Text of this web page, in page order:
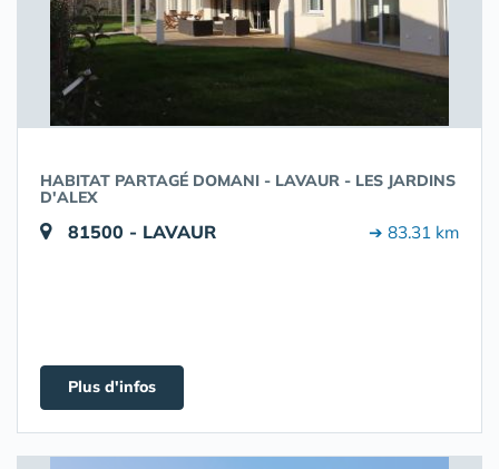
HABITAT PARTAGÉ DOMANI - LAVAUR - LES JARDINS
D'ALEX
81500 - LAVAUR ➔ 83.31 km
Plus d'infos